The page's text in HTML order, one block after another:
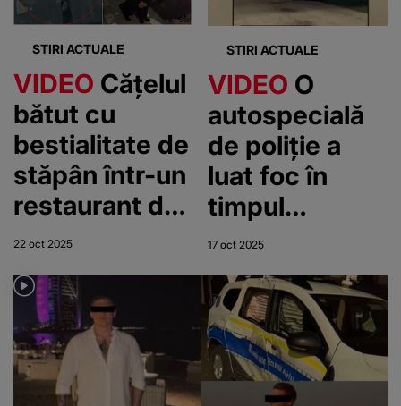
STIRI ACTUALE
VIDEO Cățelul
bătut cu
bestialitate de
stăpân într-un
restaurant din
București a
de ASPA
22 oct 2025
STIRI ACTUALE
VIDEO O
autospecială
de poliție a
luat foc în
timpul
misiunii.
Polițiștii au
reușit să se
salveze în
ultimul
moment
17 oct 2025